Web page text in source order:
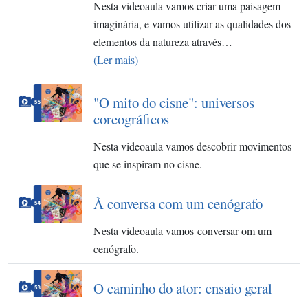
Nesta videoaula vamos criar uma paisagem
imaginária, e vamos utilizar as qualidades dos
elementos da natureza através…
(Ler mais)
"O mito do cisne": universos
coreográficos
Nesta videoaula vamos descobrir movimentos
que se inspiram no cisne.
À conversa com um cenógrafo
Nesta videoaula vamos conversar om um
cenógrafo.
O caminho do ator: ensaio geral